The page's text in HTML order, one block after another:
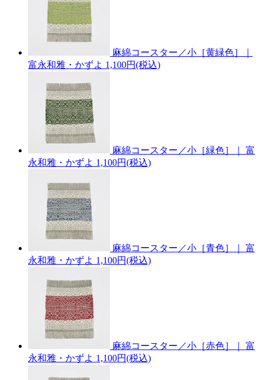
麻綿コースター／小［黄緑色］｜
富永和雅・かずよ 1,100円(税込)
麻綿コースター／小［緑色］｜ 富
永和雅・かずよ 1,100円(税込)
麻綿コースター／小［青色］｜ 富
永和雅・かずよ 1,100円(税込)
麻綿コースター／小［赤色］｜ 富
永和雅・かずよ 1,100円(税込)